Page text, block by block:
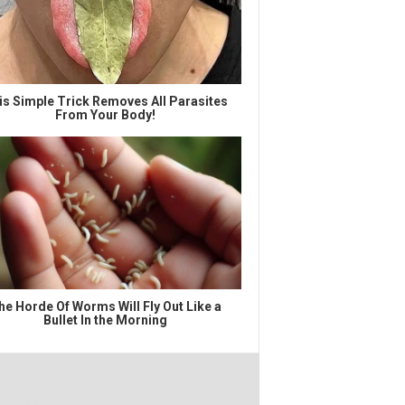
Simple Trick Removes All Parasites
From Your Body!
Horde Of Worms Will Fly Out Like a
Bullet In the Morning